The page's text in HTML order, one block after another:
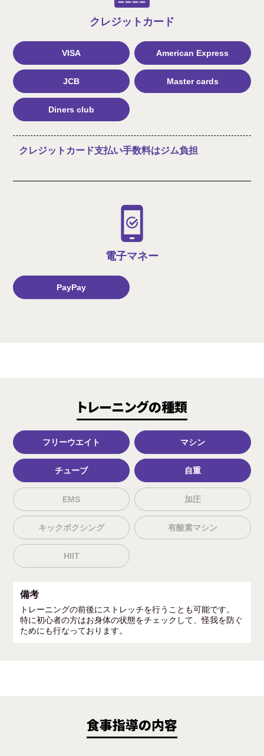
クレジット カード
VISA American Express
JCB Master cards
Diners club
クレジットカード支払い手数料はジム負担
電子マネー
PayPay
トレーニングの種類
フリーウエイト マシン
チューブ 自重
EMS 加圧
キックボクシング 有酸素マシン
HIIT
備考
トレーニングの前後にストレッチを行うことも可能です。
特に初心者の方はお身体の状態をチェックして、怪我を防ぐ
ためにも行なっております。
食事指導の内容